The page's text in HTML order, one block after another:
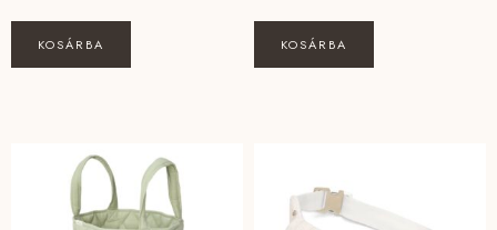
4990 Ft.
KOSÁRBA KOSÁRBA